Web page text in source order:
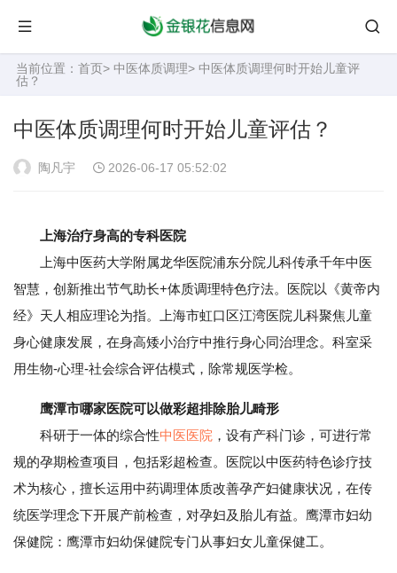
当前位置： 首页> 中医体质调理> 中医体质调理何时开始儿童评
估？
中医体质调理何时开始儿童评估？
陶凡宇 2026-06-17 05:52:02
上海治疗身高的专科医院
上海中医药大学附属龙华医院浦东分院儿科传承千年中医
智慧，创新推出节气助长+体质调理特色疗法。医院以《黄帝内
经》天人相应理论为指。上海市虹口区江湾医院儿科聚焦儿童
身心健康发展，在身高矮小治疗中推行身心同治理念。科室采
用生物-心理-社会综合评估模式，除常规医学检。
鹰潭市哪家医院可以做彩超排除胎儿畸形
科研于一体的综合性中医医院 ，设有产科门诊，可进行常
规的孕期检查项目，包括彩超检查。医院以中医药特色诊疗技
术为核心，擅长运用中药调理体质改善孕产妇健康状况，在传
统医学理念下开展产前检查，对孕妇及胎儿有益。鹰潭市妇幼
保健院：鹰潭市妇幼保健院专门从事妇女儿童保健工。